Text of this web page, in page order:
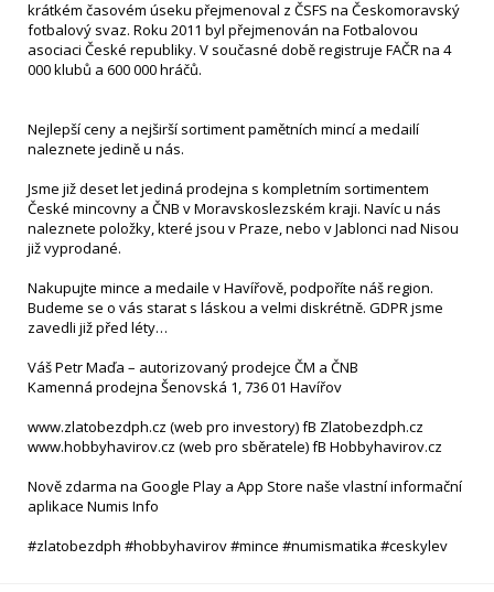
krátkém časovém úseku přejmenoval z ČSFS na Českomoravský
fotbalový svaz. Roku 2011 byl přejmenován na Fotbalovou
asociaci České republiky. V současné době registruje FAČR na 4
000 klubů a 600 000 hráčů.
Nejlepší ceny a nejširší sortiment pamětních mincí a medailí
naleznete jedině u nás.
Jsme již deset let jediná prodejna s kompletním sortimentem
České mincovny a ČNB v Moravskoslezském kraji. Navíc u nás
naleznete položky, které jsou v Praze, nebo v Jablonci nad Nisou
již vyprodané.
Nakupujte mince a medaile v Havířově, podpoříte náš region.
Budeme se o vás starat s láskou a velmi diskrétně. GDPR jsme
zavedli již před léty…
Váš Petr Maďa – autorizovaný prodejce ČM a ČNB
Kamenná prodejna Šenovská 1, 736 01 Havířov
www.zlatobezdph.cz (web pro investory) fB Zlatobezdph.cz
www.hobbyhavirov.cz (web pro sběratele) fB Hobbyhavirov.cz
Nově zdarma na Google Play a App Store naše vlastní informační
aplikace Numis Info
#zlatobezdph #hobbyhavirov #mince #numismatika #ceskylev